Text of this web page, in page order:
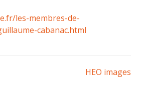
les-membres-de-
cabanac.html
HEO images